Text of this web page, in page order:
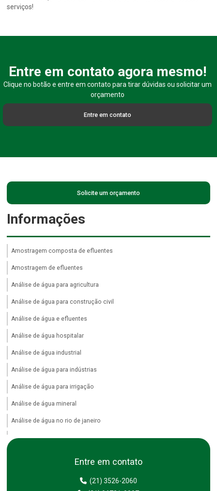
serviços!
Entre em contato agora mesmo!
Clique no botão e entre em contato para tirar dúvidas ou solicitar um
orçamento
Entre em contato
Solicite um orçamento
Informações
Amostragem composta de efluentes
Amostragem de efluentes
Análise de água para agricultura
Análise de água para construção civil
Análise de água e efluentes
Análise de água hospitalar
Análise de água industrial
Análise de água para indústrias
Análise de água para irrigação
Análise de água mineral
Análise de água no rio de janeiro
Análise de água no rj
Análise de água purificada
Entre em contato
(21) 3526-2060